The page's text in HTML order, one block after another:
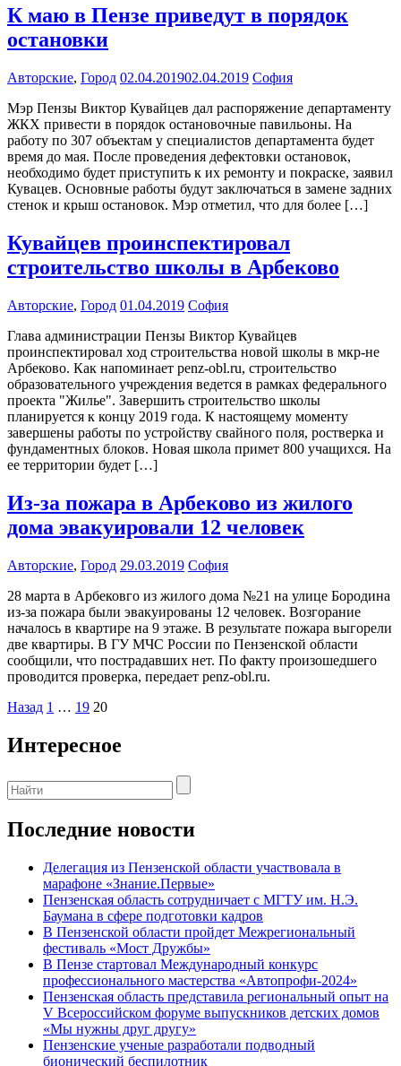
К маю в Пензе приведут в порядок
остановки
Авторские, Город 02.04.201902.04.2019 София
Мэр Пензы Виктор Кувайцев дал распоряжение департаменту
ЖКХ привести в порядок остановочные павильоны. На
работу по 307 объектам у специалистов департамента будет
время до мая. После проведения дефектовки остановок,
необходимо будет приступить к их ремонту и покраске, заявил
Кувацев. Основные работы будут заключаться в замене задних
стенок и крыш остановок. Мэр отметил, что для более […]
Кувайцев проинспектировал
строительство школы в Арбеково
Авторские, Город 01.04.2019 София
Глава администрации Пензы Виктор Кувайцев
проинспектировал ход строительства новой школы в мкр-не
Арбеково. Как напоминает penz-obl.ru, строительство
образовательного учреждения ведется в рамках федерального
проекта "Жилье". Завершить строительство школы
планируется к концу 2019 года. К настоящему моменту
завершены работы по устройству свайного поля, ростверка и
фундаментных блоков. Новая школа примет 800 учащихся. На
ее территории будет […]
Из-за пожара в Арбеково из жилого
дома эвакуировали 12 человек
Авторские, Город 29.03.2019 София
28 марта в Арбековго из жилого дома №21 на улице Бородина
из-за пожара были эвакуированы 12 человек. Возгорание
началось в квартире на 9 этаже. В результате пожара выгорели
две квартиры. В ГУ МЧС России по Пензенской области
сообщили, что пострадавших нет. По факту произошедшего
проводится проверка, передает penz-obl.ru.
Навигация
по
записям
Назад 1 … 19 20
Интересное
Последние новости
Делегация из Пензенской области участвовала в
марафоне «Знание.Первые»
Пензенская область сотрудничает с МГТУ им. Н.Э.
Баумана в сфере подготовки кадров
В Пензенской области пройдет Межрегиональный
фестиваль «Мост Дружбы»
В Пензе стартовал Международный конкурс
профессионального мастерства «Автопрофи-2024»
Пензенская область представила региональный опыт на
V Всероссийском форуме выпускников детских домов
«Мы нужны друг другу»
Пензенские ученые разработали подводный
бионический беспилотник